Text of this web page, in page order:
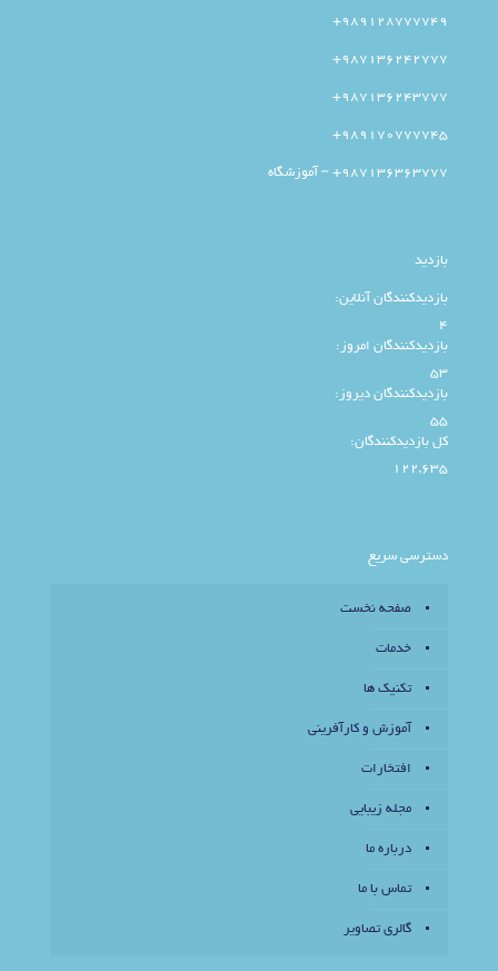
989128777749+
987136242777+
987136243777+
989170777745+
987136363777+ – آموزشگاه
بازدید
بازدیدکنندگان آنلاین:
4
بازدیدکنندگان امروز:
53
بازدیدکنندگان دیروز:
55
کل بازدیدکنند‌گان:
122,635
دسترسی سریع
صفحه نخست
خدمات
تکنیک ها
آموزش و کارآفرینی
افتخارات
مجله زیبایی
درباره ما
تماس با ما
گالری تصاویر